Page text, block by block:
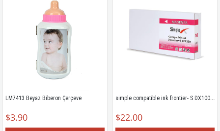
LM7413 Beyaz Biberon Çerçeve
$3.90
simple compatible ink frontier- S DX100 (Magenta)
$22.00